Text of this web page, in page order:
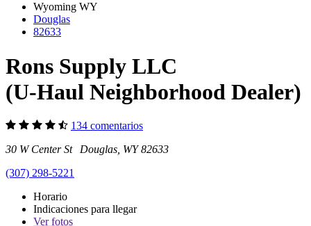
Wyoming WY
Douglas
82633
Rons Supply LLC
(U-Haul Neighborhood Dealer)
134 comentarios
30 W Center St Douglas, WY 82633
(307) 298-5221
Horario
Indicaciones para llegar
Verfotos